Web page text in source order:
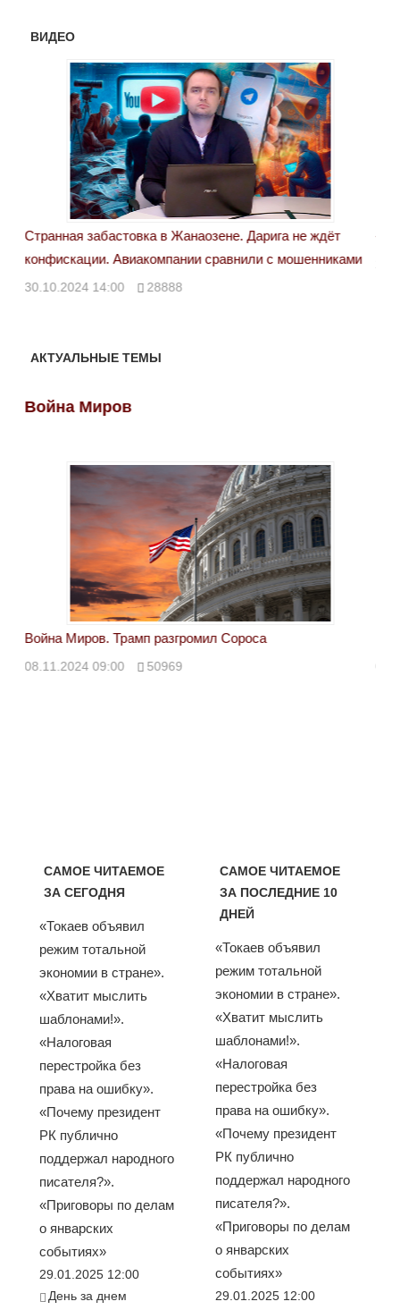
ВИДЕО
Странная забастовка в Жанаозене. Дарига не ждёт
конфискации. Авиакомпании сравнили с мошенниками
30.10.2024 14:00 28888
АКТУАЛЬНЫЕ ТЕМЫ
Война Миров
Война Миров. Трамп разгромил Сороса
08.11.2024 09:00 50969
САМОЕ ЧИТАЕМОЕ
ЗА СЕГОДНЯ
«Токаев объявил
режим тотальной
экономии в стране».
«Хватит мыслить
шаблонами!».
«Налоговая
перестройка без
права на ошибку».
«Почему президент
РК публично
поддержал народного
писателя?».
«Приговоры по делам
о январских
событиях»
29.01.2025 12:00
День за днем
САМОЕ ЧИТАЕМОЕ
ЗА ПОСЛЕДНИЕ 10
ДНЕЙ
«Токаев объявил
режим тотальной
экономии в стране».
«Хватит мыслить
шаблонами!».
«Налоговая
перестройка без
права на ошибку».
«Почему президент
РК публично
поддержал народного
писателя?».
«Приговоры по делам
о январских
событиях»
29.01.2025 12:00